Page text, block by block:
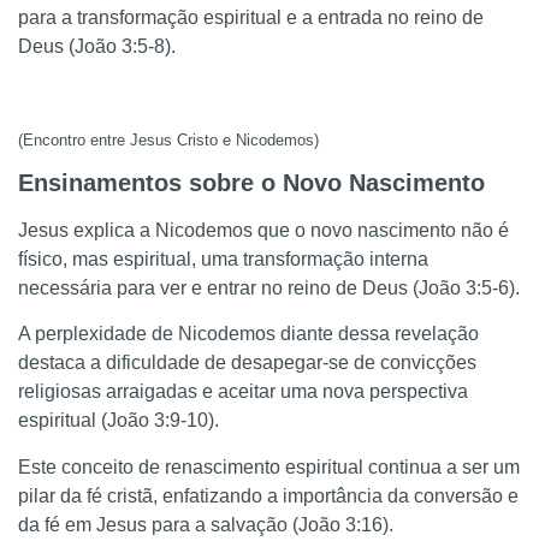
para a transformação espiritual e a entrada no reino de
Deus (João 3:5-8).
(Encontro entre Jesus Cristo e Nicodemos)
Ensinamentos sobre o Novo Nascimento
Jesus explica a Nicodemos que o novo nascimento não é
físico, mas espiritual, uma transformação interna
necessária para ver e entrar no reino de Deus (João 3:5-6).
A perplexidade de Nicodemos diante dessa revelação
destaca a dificuldade de desapegar-se de convicções
religiosas arraigadas e aceitar uma nova perspectiva
espiritual (João 3:9-10).
Este conceito de renascimento espiritual continua a ser um
pilar da fé cristã, enfatizando a importância da conversão e
da fé em Jesus para a salvação (João 3:16).